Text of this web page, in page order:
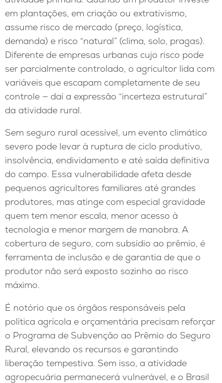
em plantações, em criação ou extrativismo,
assume risco de mercado (preço, logística,
demanda) e risco “natural” (clima, solo, pragas).
Diferente de empresas urbanas cujo risco pode
ser parcialmente controlado, o agricultor lida com
variáveis que escapam completamente de seu
controle — daí a expressão “incerteza estrutural”
da atividade rural.
Sem seguro rural acessível, um evento climático
severo pode levar à ruptura de ciclo produtivo,
insolvência, endividamento e até saída definitiva
do campo. Essa vulnerabilidade afeta desde
pequenos agricultores familiares até grandes
produtores, mas atinge com especial gravidade
quem tem menor escala, menor acesso à
tecnologia e menor margem de manobra. A
cobertura de seguro, com subsídio ao prêmio, é
ferramenta de inclusão e de garantia de que o
produtor não será exposto sozinho ao risco
máximo.
É notório que os órgãos responsáveis pela
política agrícola e orçamentária precisam reforçar
o Programa de Subvenção ao Prêmio do Seguro
Rural, elevando os recursos e garantindo
liberação tempestiva. Sem isso, a atividade
agropecuária permanecerá vulnerável, e o Brasil